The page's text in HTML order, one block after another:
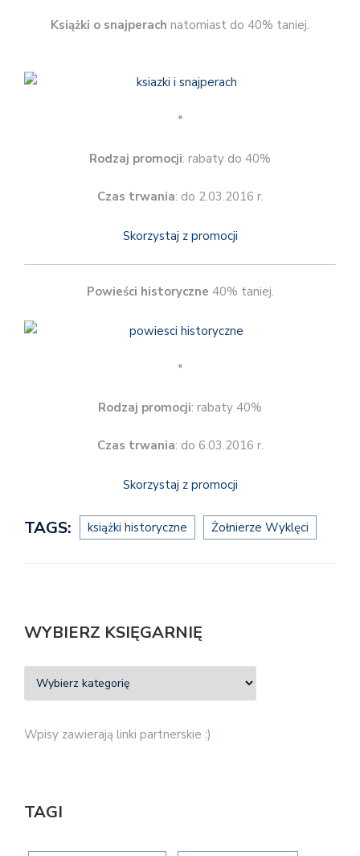
Książki o snajperach natomiast do 40% taniej.
*
Rodzaj promocji: rabaty do 40%
Czas trwania: do 2.03.2016 r.
Skorzystaj z promocji
Powieści historyczne 40% taniej.
*
Rodzaj promocji: rabaty 40%
Czas trwania: do 6.03.2016 r.
Skorzystaj z promocji
TAGS: książki historyczne Żołnierze Wyklęci
WYBIERZ KSIĘGARNIĘ
Wpisy zawierają linki partnerskie :)
TAGI